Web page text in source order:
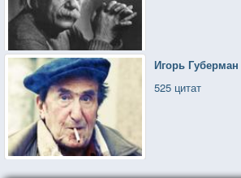
Игорь Губерман
525 цитат